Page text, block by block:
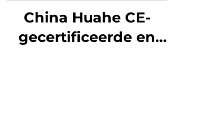
China Huahe CE-
gecertificeerde en